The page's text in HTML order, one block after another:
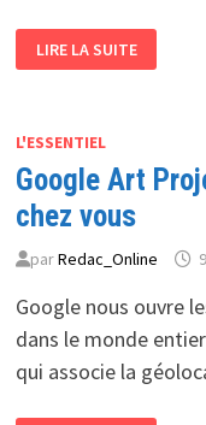
CANDIDATURES
SONT
FÉVRIER
LA
FREE
SOFTWARE
FOUNDATION
LA
DU
« PRIX
DU
LOGICIEL
LIBRE »
LIRE LA SUITE
L'ESSENTIEL
Google Art
chez vous
parRedac_Online
Google nous ouvre
dans le monde
qui associe la